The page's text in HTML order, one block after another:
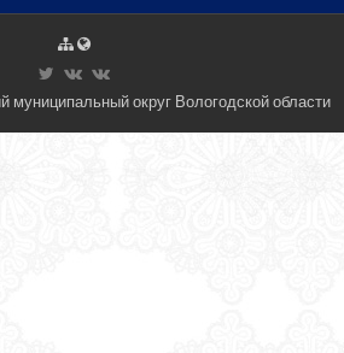
муниципальный округ Вологодской области